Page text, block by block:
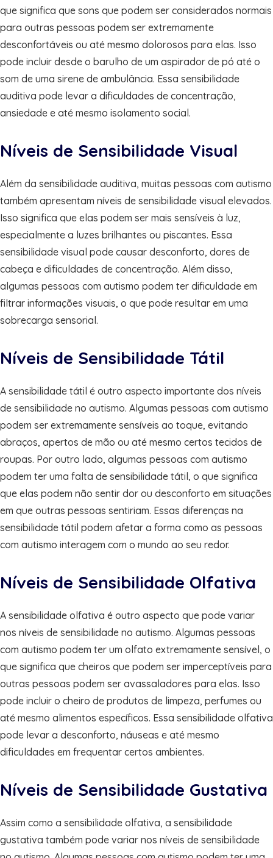
que significa que sons que podem ser considerados normais
para outras pessoas podem ser extremamente
desconfortáveis ou até mesmo dolorosos para elas. Isso
pode incluir desde o barulho de um aspirador de pó até o
som de uma sirene de ambulância. Essa sensibilidade
auditiva pode levar a dificuldades de concentração,
ansiedade e até mesmo isolamento social.
Níveis de Sensibilidade Visual
Além da sensibilidade auditiva, muitas pessoas com autismo
também apresentam níveis de sensibilidade visual elevados.
Isso significa que elas podem ser mais sensíveis à luz,
especialmente a luzes brilhantes ou piscantes. Essa
sensibilidade visual pode causar desconforto, dores de
cabeça e dificuldades de concentração. Além disso,
algumas pessoas com autismo podem ter dificuldade em
filtrar informações visuais, o que pode resultar em uma
sobrecarga sensorial.
Níveis de Sensibilidade Tátil
A sensibilidade tátil é outro aspecto importante dos níveis
de sensibilidade no autismo. Algumas pessoas com autismo
podem ser extremamente sensíveis ao toque, evitando
abraços, apertos de mão ou até mesmo certos tecidos de
roupas. Por outro lado, algumas pessoas com autismo
podem ter uma falta de sensibilidade tátil, o que significa
que elas podem não sentir dor ou desconforto em situações
em que outras pessoas sentiriam. Essas diferenças na
sensibilidade tátil podem afetar a forma como as pessoas
com autismo interagem com o mundo ao seu redor.
Níveis de Sensibilidade Olfativa
A sensibilidade olfativa é outro aspecto que pode variar
nos níveis de sensibilidade no autismo. Algumas pessoas
com autismo podem ter um olfato extremamente sensível, o
que significa que cheiros que podem ser imperceptíveis para
outras pessoas podem ser avassaladores para elas. Isso
pode incluir o cheiro de produtos de limpeza, perfumes ou
até mesmo alimentos específicos. Essa sensibilidade olfativa
pode levar a desconforto, náuseas e até mesmo
dificuldades em frequentar certos ambientes.
Níveis de Sensibilidade Gustativa
Assim como a sensibilidade olfativa, a sensibilidade
gustativa também pode variar nos níveis de sensibilidade